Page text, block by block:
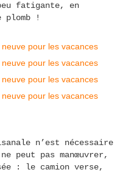
fatigante, en
!
n’est nécessaire
peut pas manœuvrer,
: le camion verse,